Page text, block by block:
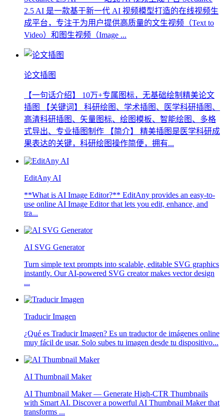
2.5 AI 是一款基于新一代 AI 视频模型打造的在线视频生
成平台，专注于为用户提供高质量的文生视频（Text to
Video）和图生视频（Image ...
论文插图
【一句话介绍】 10万+专属图标，无基础绘制精美论文
插图 【关键词】 科研绘图、学术插图、医学科研插图、
高清科研插图、矢量图标、绘图模板、智能绘图、多格
式导出、专业插图制作 【简介】 精美插图是医学科研成
果表达的关键，科研绘图操作简便，拥有...
EditAny AI
**What is AI Image Editor?** EditAny provides an easy-to-
use online AI Image Editor that lets you edit, enhance, and
tra...
AI SVG Generator
Turn simple text prompts into scalable, editable SVG graphics
instantly. Our AI-powered SVG creator makes vector design
...
Traducir Imagen
¿Qué es Traducir Imagen? Es un traductor de imágenes online
muy fácil de usar. Solo subes tu imagen desde tu dispositivo...
AI Thumbnail Maker
AI Thumbnail Maker — Generate High-CTR Thumbnails
with Smart AI. Discover a powerful AI Thumbnail Maker that
transforms ...